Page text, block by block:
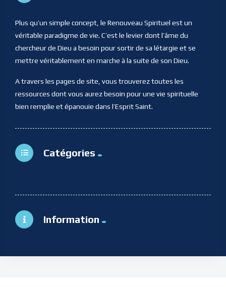
Plus qu’un simple concept, le Renouveau Spirituel est un
véritable paradigme de vie. C’est le levier dont l’âme du
chercheur de Dieu a besoin pour sortir de sa létargie et se
mettre véritablement en marche à la suite de son Dieu.
A travers les pages de site, vous trouverez toutes les
ressources dont vous aurez besoin pour une vie spirituelle
bien remplie et épanouie dans l’Esprit Saint.
Catégories
Information